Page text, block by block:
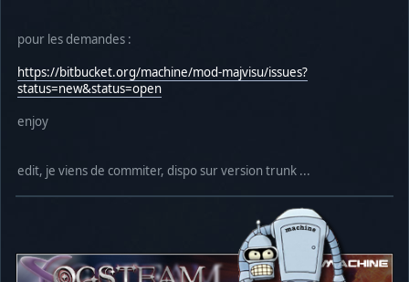
pour les demandes :
https://bitbucket.org/machine/mod-majvisu/issues?
status=new&status=open
enjoy
edit, je viens de commiter, dispo sur version trunk ...